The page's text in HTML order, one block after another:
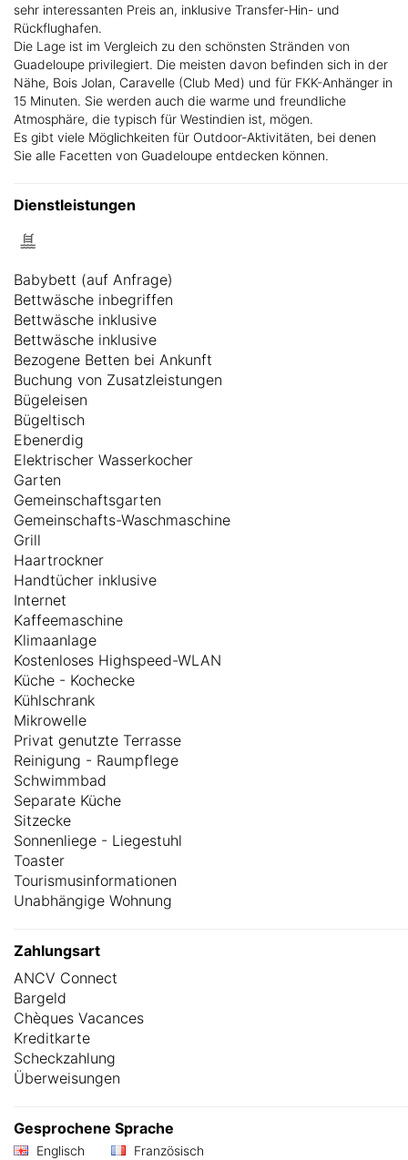
sehr interessanten Preis an, inklusive Transfer-Hin- und
Rückflughafen.
Die Lage ist im Vergleich zu den schönsten Stränden von
Guadeloupe privilegiert. Die meisten davon befinden sich in der
Nähe, Bois Jolan, Caravelle (Club Med) und für FKK-Anhänger in
15 Minuten. Sie werden auch die warme und freundliche
Atmosphäre, die typisch für Westindien ist, mögen.
Es gibt viele Möglichkeiten für Outdoor-Aktivitäten, bei denen
Sie alle Facetten von Guadeloupe entdecken können.
Dienstleistungen
Babybett (auf Anfrage)
Bettwäsche inbegriffen
Bettwäsche inklusive
Bettwäsche inklusive
Bezogene Betten bei Ankunft
Buchung von Zusatzleistungen
Bügeleisen
Bügeltisch
Ebenerdig
Elektrischer Wasserkocher
Garten
Gemeinschaftsgarten
Gemeinschafts-Waschmaschine
Grill
Haartrockner
Handtücher inklusive
Internet
Kaffeemaschine
Klimaanlage
Kostenloses Highspeed-WLAN
Küche - Kochecke
Kühlschrank
Mikrowelle
Privat genutzte Terrasse
Reinigung - Raumpflege
Schwimmbad
Separate Küche
Sitzecke
Sonnenliege - Liegestuhl
Toaster
Tourismusinformationen
Unabhängige Wohnung
Zahlungsart
ANCV Connect
Bargeld
Chèques Vacances
Kreditkarte
Scheckzahlung
Überweisungen
Gesprochene Sprache
Englisch Französisch